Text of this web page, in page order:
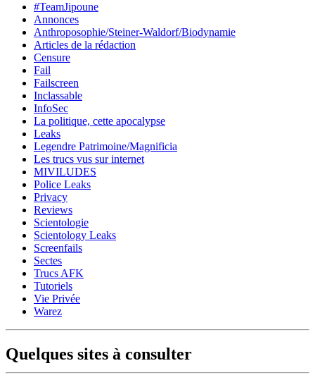
#TeamJipoune
Annonces
Anthroposophie/Steiner-Waldorf/Biodynamie
Articles de la rédaction
Censure
Fail
Failscreen
Inclassable
InfoSec
La politique, cette apocalypse
Leaks
Legendre Patrimoine/Magnificia
Les trucs vus sur internet
MIVILUDES
Police Leaks
Privacy
Reviews
Scientologie
Scientology Leaks
Screenfails
Sectes
Trucs AFK
Tutoriels
Vie Privée
Warez
Quelques sites à consulter